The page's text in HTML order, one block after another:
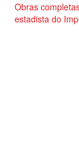
Obras
estadista do